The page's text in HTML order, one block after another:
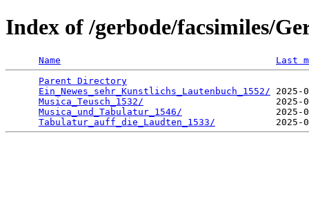
Index of /gerbode/facsimiles/
Name
Last
Parent Directory
Ein_Newes_sehr_Kunstlichs_Lautenbuch_1552/
Musica_Teusch_1532/
Musica_und_Tabulatur_1546/
Tabulatur_auff_die_Laudten_1533/